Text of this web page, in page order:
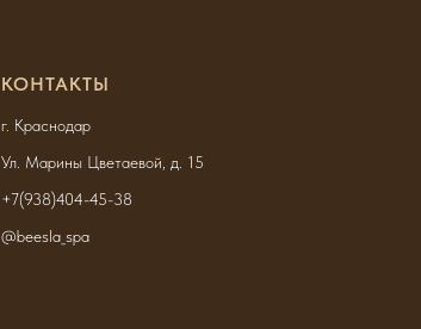
КОНТАКТЫ
г. Краснодар
Ул. Марины Цветаевой, д. 15
+7(938)404-45-38
@beesla_spa